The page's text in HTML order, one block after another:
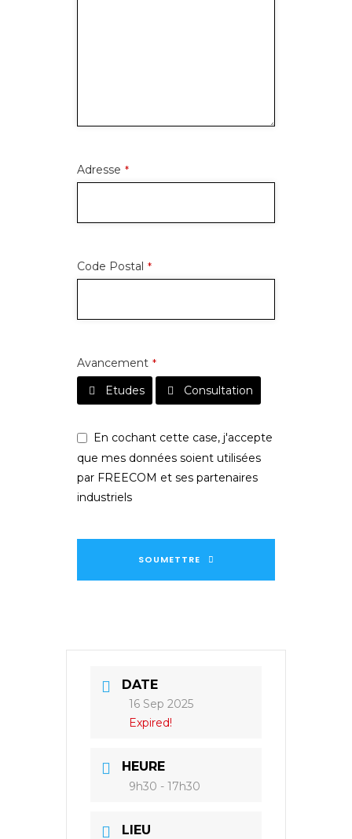
Adresse *
Code Postal *
Avancement *
Etudes Consultation
En cochant cette case, j'accepte
que mes données soient utilisées
par FREECOM et ses partenaires
industriels
SOUMETTRE
laissé
DATE
16 Sep 2025
Expired!
HEURE
9h30 - 17h30
LIEU